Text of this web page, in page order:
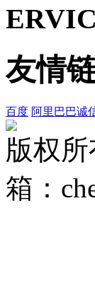
友情
百度 阿里巴巴诚
版权
箱：